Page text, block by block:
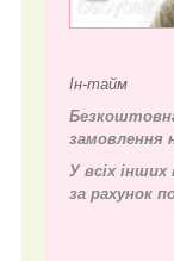
Ін-тайм
замовлення
У всіх інших
за рахунок